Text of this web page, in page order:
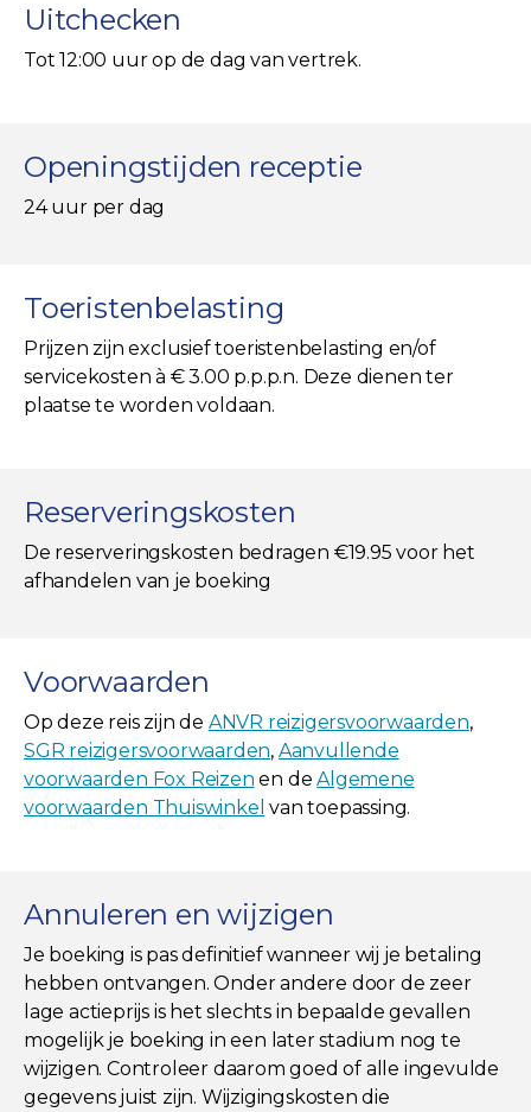
Uitchecken
Tot 12:00 uur op de dag van vertrek.
Openingstijden receptie
24 uur per dag
Toeristenbelasting
Prijzen zijn exclusief toeristenbelasting en/of
servicekosten à € 3.00 p.p.p.n. Deze dienen ter
plaatse te worden voldaan.
Reserveringskosten
De reserveringskosten bedragen €19.95 voor het
afhandelen van je boeking
Voorwaarden
Op deze reis zijn de ANVR reizigersvoorwaarden,
SGR reizigersvoorwaarden, Aanvullende
voorwaarden Fox Reizen en deAlgemene
voorwaarden Thuiswinkel van toepassing.
Annuleren en wijzigen
Je boeking is pas definitief wanneer wij je betaling
hebben ontvangen. Onder andere door de zeer
lage actieprijs is het slechts in bepaalde gevallen
mogelijk je boeking in een later stadium nog te
wijzigen. Controleer daarom goed of alle ingevulde
gegevens juist zijn. Wijzigingskosten die